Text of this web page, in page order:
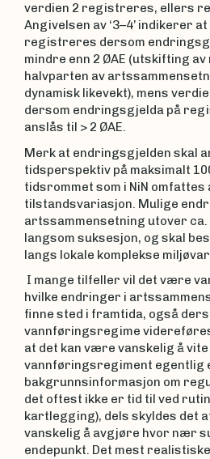
verdien 2 registreres, ellers
Angivelsen av ‘3–4’ indikerer
registreres dersom
mindre enn 2 ØAE (utskifting av
halvparten av
dynamisk likevekt), mens
dersom endringsgjelda på
anslås til > 2 ØAE.
Merk at endringsgjelden skal
tidsperspektiv på maksimalt
tidsrommet som i NiN omfattes
tilstandsvariasjon. Mulige
artssammensetning utover
langsom suksesjon, og skal
langs lokale komplekse
I mange tilfeller vil det være
hvilke endringer i
finne sted i framtida, også
vannføringsregime
at det kan være vanskelig å
vannføringsregiment egentlig
bakgrunns­informasjon om
det oftest ikke er tid til ved
kartlegging), dels skyldes det
vanskelig å avgjøre hvor nær
endepunkt. Det mest